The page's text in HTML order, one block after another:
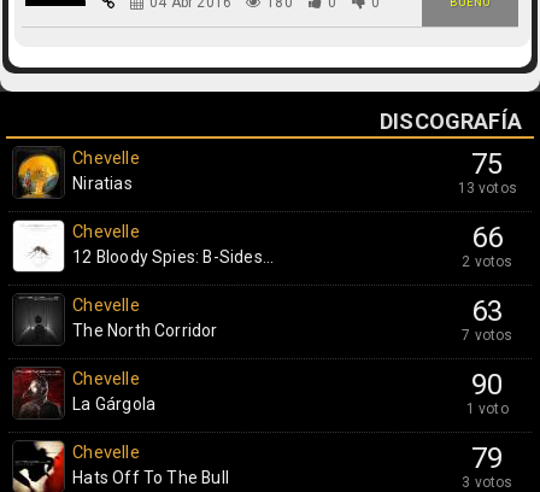
BUENO
DISCOGRAFÍA
75
13 votos
Chevelle
Niratias
66
2 votos
Chevelle
12 Bloody Spies: B-Sides...
63
7 votos
Chevelle
The North Corridor
90
1 voto
Chevelle
La Gárgola
79
3 votos
Chevelle
Hats Off To The Bull